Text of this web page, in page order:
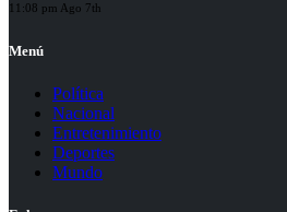
11:08 pm Ago 7th
Menú
Política
Nacional
Entretenimiento
Deportes
Mundo